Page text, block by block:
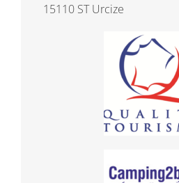
15110 ST Urcize